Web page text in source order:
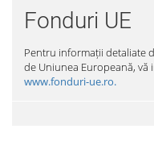
Fonduri UE
Pentru informații detaliate
de Uniunea Europeană, vă
www.fonduri-ue.ro.